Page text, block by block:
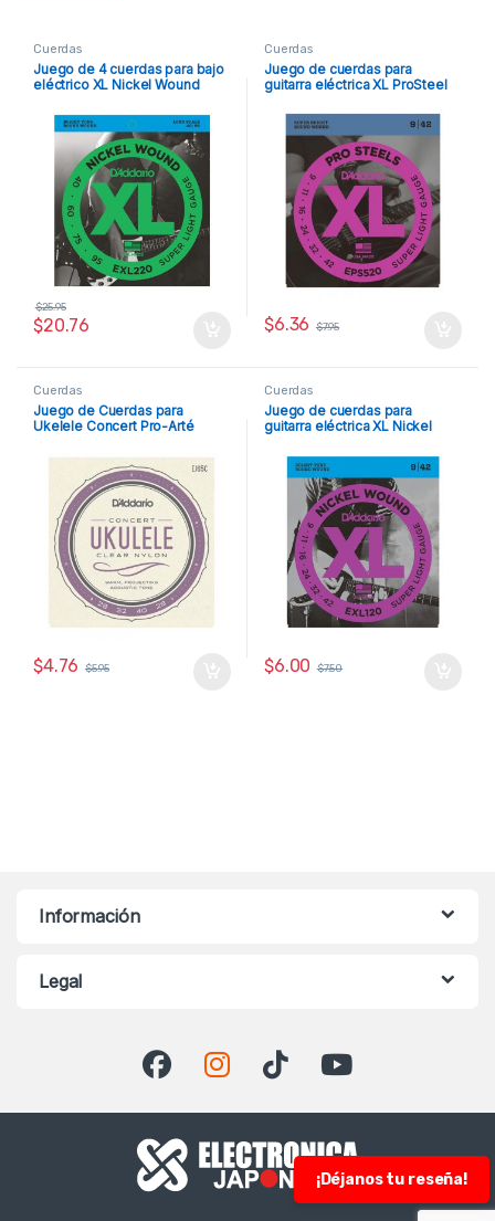
Cuerdas
Juego de 4 cuerdas para bajo
eléctrico XL Nickel Wound
$20.76
$25.95
Cuerdas
Juego de cuerdas para
guitarra eléctrica XL ProSteel
$6.36 $7.95
Cuerdas
Juego de Cuerdas para
Ukelele Concert Pro-Arté
$4.76 $5.95
Cuerdas
Juego de cuerdas para
guitarra eléctrica XL Nickel
$6.00 $7.50
Información
Legal
¡Déjanos tu reseña!